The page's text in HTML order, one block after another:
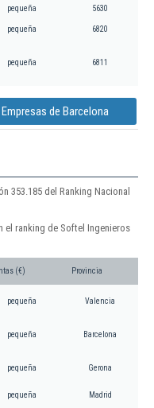
pequeña 5630
pequeña 6820
pequeña 6811
de Barcelona
353.185 del Ranking Nacional
ranking de Softel Ingenieros
(€) Provincia
pequeña Valencia
pequeña Barcelona
pequeña Gerona
pequeña Madrid